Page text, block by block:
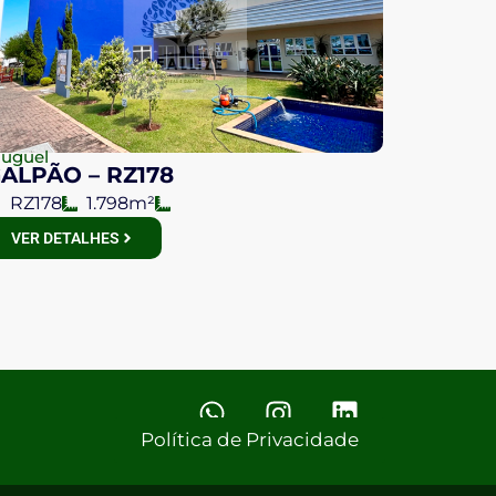
– RZ178
RZ178 1.798m²
VER DETALHES
Política de Privacidade